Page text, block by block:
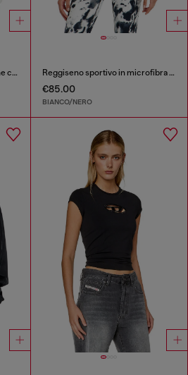
T-shirt a manica lunga in cotone con stampa grafica Reggiseno sportivo in microfibra stampata
€85.00
BIANCO/NERO